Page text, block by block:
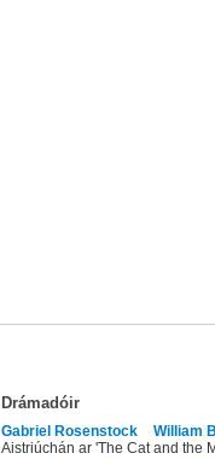
Drámadóir
Gabriel Rosenstock
William
Aistriúchán ar 'The Cat and the